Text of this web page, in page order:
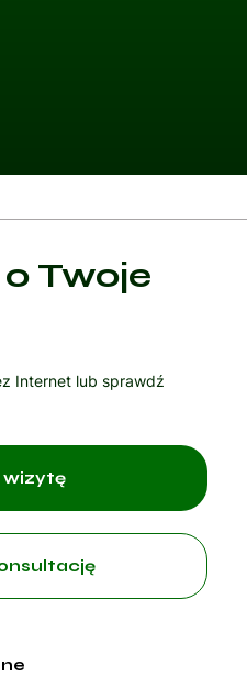
Twoje
Internet lub sprawdź
wizytę